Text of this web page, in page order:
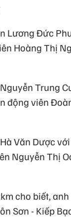
Lương Đức
Hoàng Thị
Trung
động viên
Văn Dược
Nguyễn Thị
cho biết,
Sơn - Kiếp